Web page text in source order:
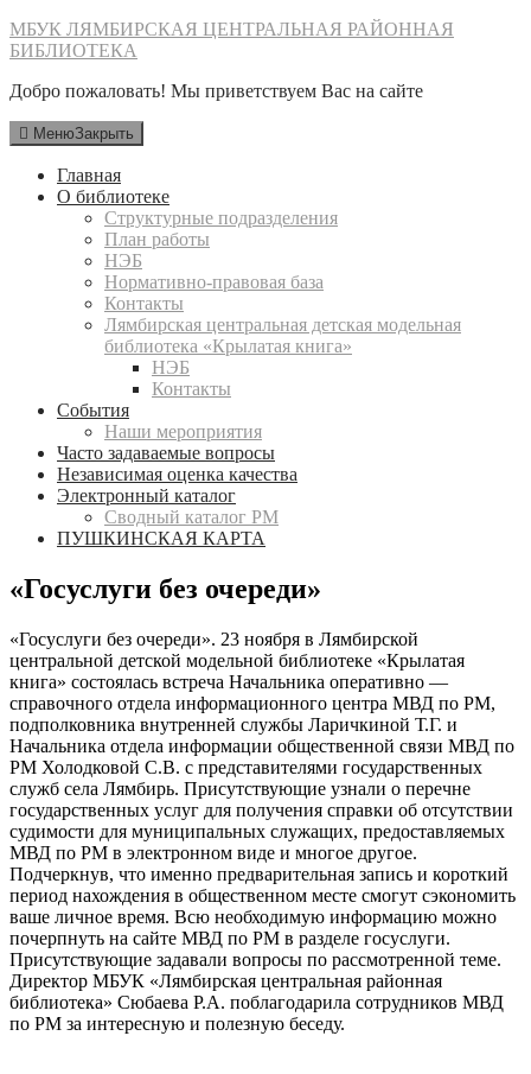
Перейти
к
МБУК ЛЯМБИРСКАЯ ЦЕНТРАЛЬНАЯ РАЙОННАЯ
БИБЛИОТЕКА
Добро пожаловать! Мы приветствуем Вас на сайте
МенюЗакрыть
Главная
О библиотеке
Структурные подразделения
План работы
НЭБ
Нормативно-правовая база
Контакты
Лямбирская центральная детская модельная
библиотека «Крылатая книга»
НЭБ
Контакты
События
Наши мероприятия
Часто задаваемые вопросы
Независимая оценка качества
Электронный каталог
Сводный каталог РМ
ПУШКИНСКАЯ КАРТА
«Госуслуги без очереди»
«Госуслуги без очереди». 23 ноября в Лямбирской
центральной детской модельной библиотеке «Крылатая
книга» состоялась встреча Начальника оперативно —
справочного отдела информационного центра МВД по РМ,
подполковника внутренней службы Ларичкиной Т.Г. и
Начальника отдела информации общественной связи МВД по
РМ Холодковой С.В. с представителями государственных
служб села Лямбирь. Присутствующие узнали о перечне
государственных услуг для получения справки об отсутствии
судимости для муниципальных служащих, предоставляемых
МВД по РМ в электронном виде и многое другое.
Подчеркнув, что именно предварительная запись и короткий
период нахождения в общественном месте смогут сэкономить
ваше личное время. Всю необходимую информацию можно
почерпнуть на сайте МВД по РМ в разделе госуслуги.
Присутствующие задавали вопросы по рассмотренной теме.
Директор МБУК «Лямбирская центральная районная
библиотека» Сюбаева Р.А. поблагодарила сотрудников МВД
по РМ за интересную и полезную беседу.